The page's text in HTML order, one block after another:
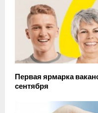
Первая ярмарка
сентября